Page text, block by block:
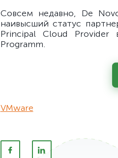
Совсем недавно, De
наивысший статус
Principal Cloud Provider
Programm.
VMware